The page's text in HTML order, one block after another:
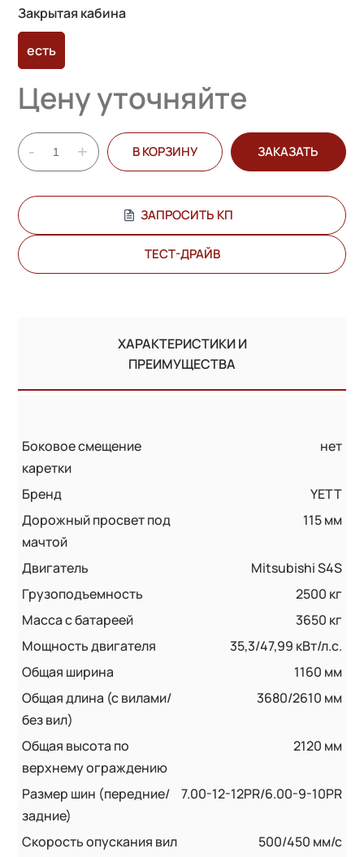
Закрытая кабина
есть
Цену уточняйте
- + В КОРЗИНУ ЗАКАЗАТЬ
ЗАПРОСИТЬ КП
ТЕСТ-ДРАЙВ
ХАРАКТЕРИСТИКИ И
ПРЕИМУЩЕСТВА
Боковое смещение
каретки
нет
Бренд
YETT
Дорожный просвет под
мачтой
115 мм
Двигатель
Mitsubishi S4S
Грузоподъемность
2500 кг
Масса с батареей
3650 кг
Мощность двигателя
35,3/47,99 кВт/л.с.
Общая ширина
1160 мм
Общая длина (с вилами/
без вил)
3680/2610 мм
Общая высота по
верхнему ограждению
2120 мм
Размер шин (передние/
задние)
7.00-12-12PR/6.00-9-10PR
Скорость опускания вил
500/450 мм/с